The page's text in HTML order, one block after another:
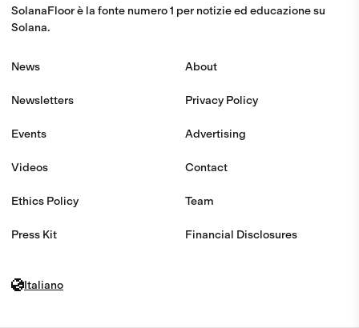
SolanaFloor è la fonte numero 1 per notizie ed educazione su
Solana.
News
Newsletters
Events
Videos
Ethics Policy
Press Kit
About
Privacy Policy
Advertising
Contact
Team
Financial Disclosures
Italiano